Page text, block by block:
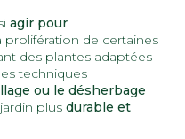
agir pour
prolifération de certaines
des plantes adaptées
techniques
ou le désherbage
plus durable et